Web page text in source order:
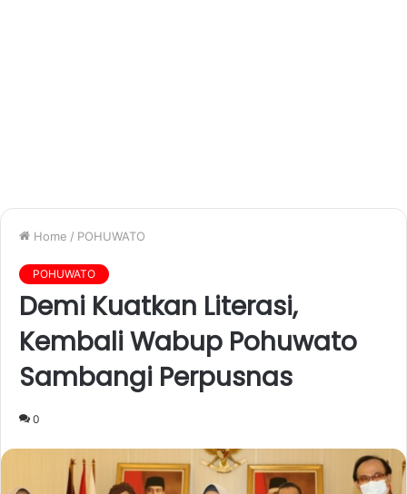
Home / POHUWATO
POHUWATO
Demi Kuatkan Literasi,
Kembali Wabup Pohuwato
Sambangi Perpusnas
0